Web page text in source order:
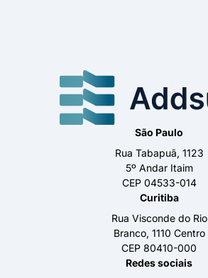
São Paulo
Rua Tabapuã, 1123
5º Andar Itaim
CEP 04533-014
Curitiba
Rua Visconde do Rio
Branco, 1110 Centro
CEP 80410-000
Redes sociais